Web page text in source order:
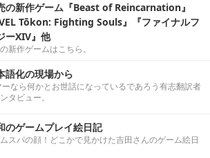
の新作ゲーム『Beast of Reincarnation』
Tōkon: Fighting Souls』『ファイナルフ
ーXIV』他
新作ゲームはこちら。
語化の現場から
ーなら何かとお世話になっているであろう有志翻訳者
タビュー。
のゲームプレイ絵日記
スパの顔！どこかで見かけた吉田さんのゲーム絵日